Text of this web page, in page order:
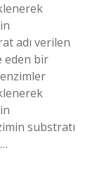
adı verilen
eden bir
substratı